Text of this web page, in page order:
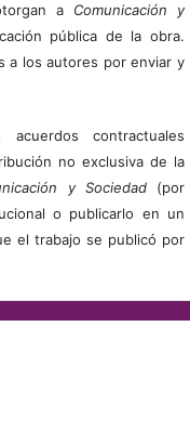
a Comunicación y
pública de la obra.
a los autores por enviar y
contractuales
no exclusiva de la
y Sociedad(por
o publicarlo en un
el trabajo se publicó por